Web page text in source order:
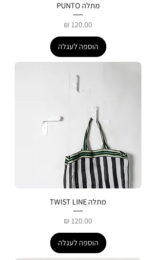
מתלה PUNTO
מחיר
הוספה לעגלה
מתלה TWIST LINE
מחיר
הוספה לעגלה